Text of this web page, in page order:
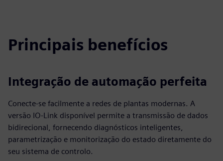
Principais benefícios
Integração de automação perfeita
Conecte-se facilmente a redes de plantas modernas. A
versão IO-Link disponível permite a transmissão de dados
bidirecional, fornecendo diagnósticos inteligentes,
parametrização e monitorização do estado diretamente do
seu sistema de controlo.